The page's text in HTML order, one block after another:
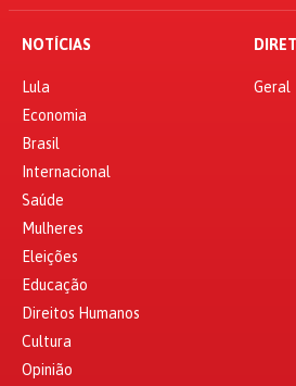
NOTÍCIAS
Lula
Economia
Brasil
Internacional
Saúde
Mulheres
Eleições
Educação
Direitos Humanos
Cultura
Opinião
Geral